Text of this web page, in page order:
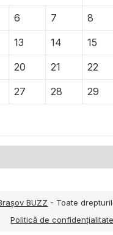
6 7 8
13 14 15
20 21 22
27 28 29
BUZZ - Toate
Politică de confidențialitate